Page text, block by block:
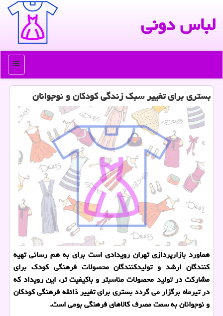
لباس دونی
منو
بستری برای تغییر سبک زندگی کودکان و نوجوانان
هماورد بازارپردازی تهران رویدادی است برای به هم رسانی تهیه
کنندگان ارشد و تولیدکنندگان محصولات فرهنگی کودک برای
مشارکت در تولید محصولات مناسبتر و باکیفیت تر، این رویداد که
در تیرماه برگزار می گردد بستری برای تغییر ذائقه فرهنگی کودکان
و نوجوانان به سمت مصرف کالاهای فرهنگی بومی است.